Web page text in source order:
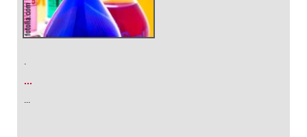
.
...
...